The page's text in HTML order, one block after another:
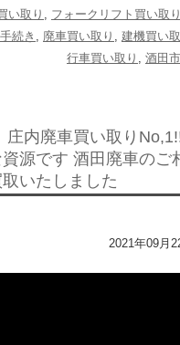
い取り フォークリフト買い取り
続き 廃車買い取り 建機買い
行車買い取り
酒田市
庄内廃車買い取り
源です 酒田廃車のご
いたしました
2021年09月